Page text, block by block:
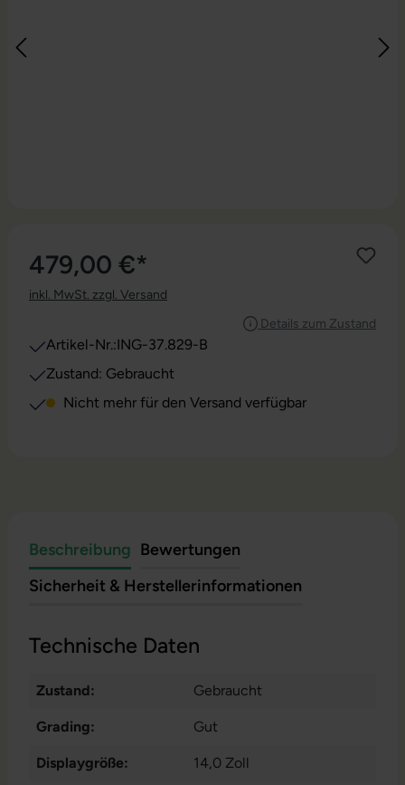
479,00 €*
inkl. MwSt. zzgl. Versand
Details zum Zustand
Artikel-Nr.:ING-37.829-B
Zustand: Gebraucht
Nicht mehr für den Versand verfügbar
Beschreibung Bewertungen
Sicherheit & Herstellerinformationen
Technische Daten
Zustand: Gebraucht
Grading: Gut
Displaygröße: 14,0 Zoll